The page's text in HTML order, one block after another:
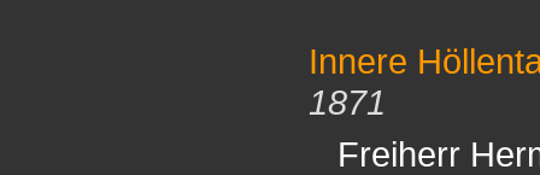
Innere
1871
Freiherr